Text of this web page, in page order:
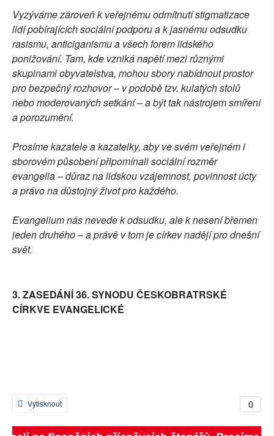
Vyzýváme zároveň k veřejnému odmítnutí stigmatizace
lidí pobírajících sociální podporu a k jasnému odsudku
rasismu, anticiganismu a všech forem lidského
ponižování. Tam, kde vzniká napětí mezi různými
skupinami obyvatelstva, mohou sbory nabídnout prostor
pro bezpečný rozhovor – v podobě tzv. kulatých stolů
nebo moderovaných setkání – a být tak nástrojem smíření
a porozumění.
Prosíme kazatele a kazatelky, aby ve svém veřejném i
sborovém působení připomínali sociální rozměr
evangelia – důraz na lidskou vzájemnost, povinnost úcty
a právo na důstojný život pro každého.
Evangelium nás nevede k odsudku, ale k nesení břemen
jeden druhého – a právě v tom je církev nadějí pro dnešní
svět.
3. ZASEDÁNÍ 36. SYNODU ČESKOBRATRSKÉ
CÍRKVE EVANGELICKÉ
0
Vytisknout